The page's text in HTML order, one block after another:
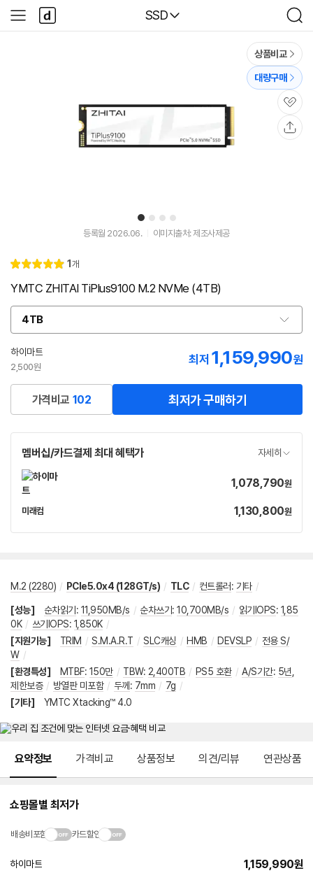
다나와
SSD
검
색
사
이
다
나
와
1 2 3 4
상품비교
대량구매
관
심
등록월 2026.06. 이미지출처: 제조사제공
별
5.
리
1 개
YMTC ZHITAI TiPlus9100 M.2 NVMe (4TB)
4TB
옵
션
선
택
하이마트
2,500원
최저 1,159,990원
가격비교 102 최저가 구매하기
멤버십/카드결제 최대 혜택가 자세히
가1,078,790원
미래컴네
가
1,130,800원
M.2 (2280) / PCIe5.0x4 (128GT/s) / TLC / 컨트롤러: 기타 /
[성능] 순차읽기 : 11,950MB/s / 순차쓰기 : 10,700MB/s / 읽기IOPS: 1,85
0K / 쓰기IOPS: 1,850K /
[지원기능]
TRIM / S.M.A.R.T / SLC캐싱 / HMB / DEVSLP / 전용 S/
W /
[환경특성]
MTBF: 150만 / TBW: 2,400TB / PS5 호환 / A/S기간: 5년
제한보증 / 방열판 미포함 / 두께 : 7mm / 7g /
[기타]
YMTC Xtacking™ 4.0
요약정보 가격비교 상품정보 의견/리뷰 연관상품
쇼핑몰별 최저가
배송비포함 카드할인
하이마트 1,159,990원